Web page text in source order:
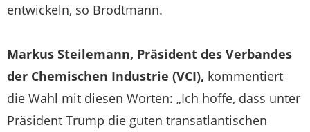
entwickeln, so Brodtmann.
Markus Steilemann, Präsident des Verbandes
der Chemischen Industrie (VCI), kommentiert
die Wahl mit diesen Worten: „Ich hoffe, dass unter
Präsident Trump die guten transatlantischen